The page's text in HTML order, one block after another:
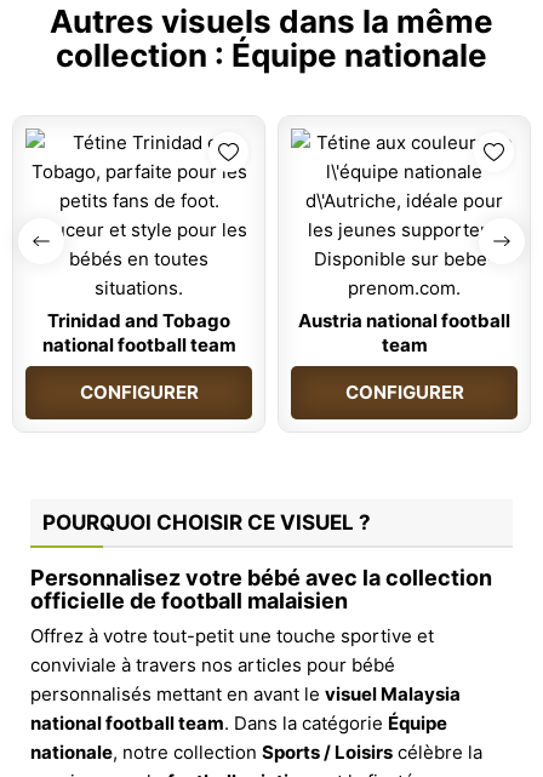
Autres visuels dans la même
collection : Équipe nationale
Trinidad and Tobago
national football team
CONFIGURER
Austria national football
team
CONFIGURER
POURQUOI CHOISIR CE VISUEL ?
Personnalisez votre bébé avec la collection
officielle de football malaisien
Offrez à votre tout-petit une touche sportive et
conviviale à travers nos articles pour bébé
personnalisés mettant en avant le visuel Malaysia
national football team. Dans la catégorie Équipe
nationale, notre collection Sports / Loisirs célèbre la